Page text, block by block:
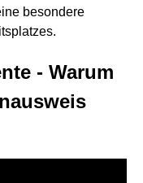
besondere
- Warum